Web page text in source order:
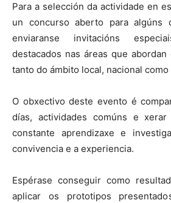
Para a selección da actividade en
un concurso aberto para algúns
enviaranse invitacións
destacados nas áreas que abordan
tanto do ámbito local, nacional
O obxectivo deste evento é
días, actividades comúns e
constante aprendizaxe e
convivencia e a experiencia.
Espérase conseguir como
aplicar os prototipos